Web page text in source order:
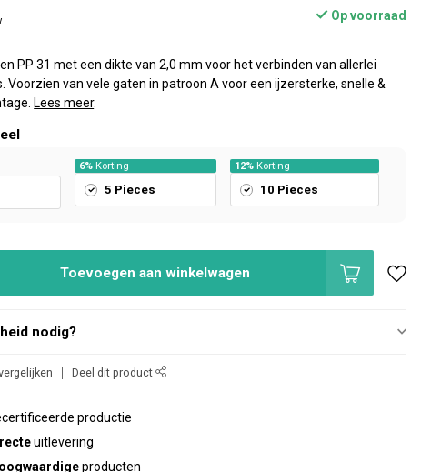
Op voorraad
PP 31 met een dikte van 2,0 mm voor het verbinden van allerlei
Voorzien van vele gaten in patroon A voor een ijzersterke, snelle &
Lees meer.
6% Korting
5 Pieces
12% Korting
10 Pieces
Toevoegen aan winkelwagen
nodig?
Deel dit product
productie
uitlevering
producten